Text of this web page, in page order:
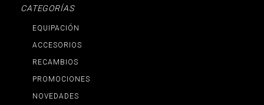
CATEGORÍAS
EQUIPACIÓN
ACCESORIOS
RECAMBIOS
PROMOCIONES
NOVEDADES